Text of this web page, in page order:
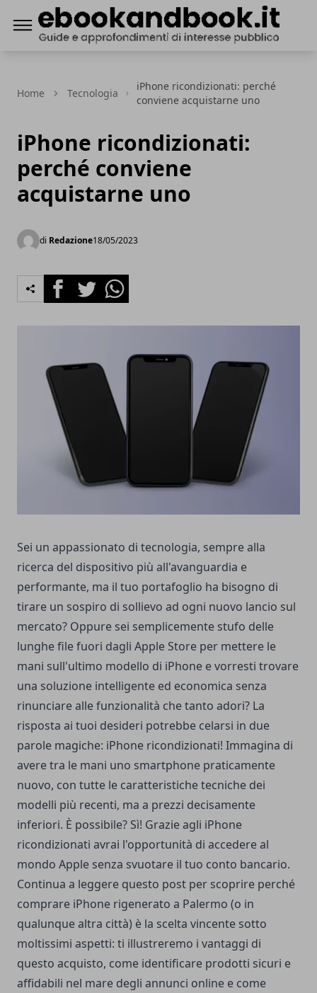
Home Tecnologia
iPhone ricondizionati: perché
conviene acquistarne uno
iPhone ricondizionati:
perché conviene
acquistarne uno
di Redazione18/05/2023
FacebookTwitterWhatsapp
Sei un appassionato di tecnologia, sempre alla
ricerca del dispositivo più all'avanguardia e
performante, ma il tuo portafoglio ha bisogno di
tirare un sospiro di sollievo ad ogni nuovo lancio sul
mercato? Oppure sei semplicemente stufo delle
lunghe file fuori dagli Apple Store per mettere le
mani sull'ultimo modello di iPhone e vorresti trovare
una soluzione intelligente ed economica senza
rinunciare alle funzionalità che tanto adori? La
risposta ai tuoi desideri potrebbe celarsi in due
parole magiche: iPhone ricondizionati! Immagina di
avere tra le mani uno smartphone praticamente
nuovo, con tutte le caratteristiche tecniche dei
modelli più recenti, ma a prezzi decisamente
inferiori. È possibile? Sì! Grazie agli iPhone
ricondizionati avrai l'opportunità di accedere al
mondo Apple senza svuotare il tuo conto bancario.
Continua a leggere questo post per scoprire perché
comprare iPhone rigenerato a Palermo (o in
qualunque altra città) è la scelta vincente sotto
moltissimi aspetti: ti illustreremo i vantaggi di
questo acquisto, come identificare prodotti sicuri e
affidabili nel mare degli annunci online e come